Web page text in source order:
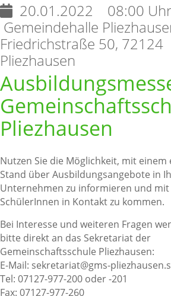
20.01.2022
08:00 Uhr
Gemeindehalle
Friedrichstraße 50, 72124
Pliezhausen
Pliezhausen
Nutzen Sie die Möglichkeit, mit einem
Stand über Ausbildungsangebote in
Unternehmen zu informieren und mit
SchülerInnen in Kontakt zu kommen.
Bei Interesse und weiteren Fragen
bitte direkt an das Sekretariat der
Gemeinschaftsschule Pliezhausen:
E-Mail: sekretariat@gms-
Tel: 07127-977-200 oder -201
Fax: 07127-977-260